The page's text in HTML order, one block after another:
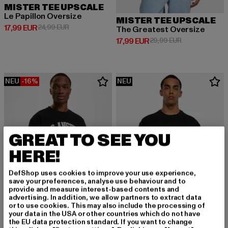
MISTER TEE UPSCALE
Le Papillon Oversize
17,99 EUR
Derzeitiger Preis: 17,99 EUR
24,99 EURAktionspreis: 24,99 EUR
MISTER TEE UPSCALE
The Greatest Oversize
17,99 EUR
Derzeitiger Preis: 17,99 EUR
29,99 EURAktionspreis:
NEU -16%
MISTER TEE UPSCALE
NEU
MISTER TEE UPSCALE
GREAT TO SEE YOU
HERE!
DefShop uses cookies to improve your use experience,
save your preferences, analyse use behaviour and to
provide and measure interest-based contents and
advertising. In addition, we allow partners to extract data
or to use cookies. This may also include the processing of
your data in the USA or other countries which do not have
the EU data protection standard. If you want to change